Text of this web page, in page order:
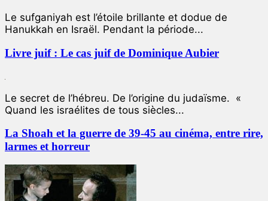
Le sufganiyah est l’étoile brillante et dodue de
Hanukkah en Israël. Pendant la période...
Livre juif : Le cas juif de Dominique Aubier
Le secret de l’hébreu. De l’origine du judaïsme. «
Quand les israélites de tous siècles...
La Shoah et la guerre de 39-45 au cinéma, entre rire,
larmes et horreur